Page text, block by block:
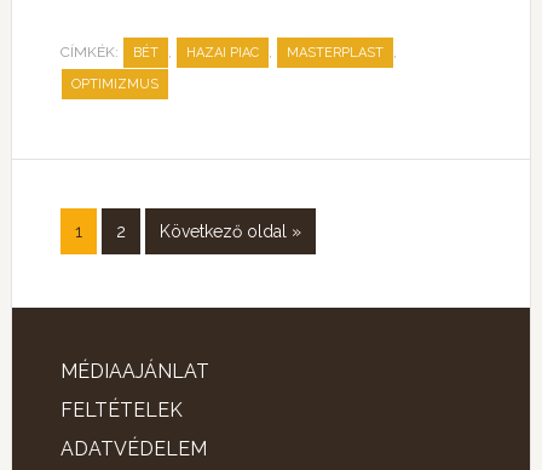
CÍMKÉK: BÉT , HAZAI PIAC , MASTERPLAST ,
OPTIMIZMUS
1 2 Következő oldal »
MÉDIAAJÁNLAT
FELTÉTELEK
ADATVÉDELEM